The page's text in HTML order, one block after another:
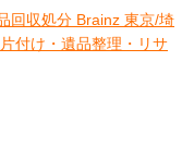
回収処分 Brainz 東京/埼
付け・遺品整理・リサ